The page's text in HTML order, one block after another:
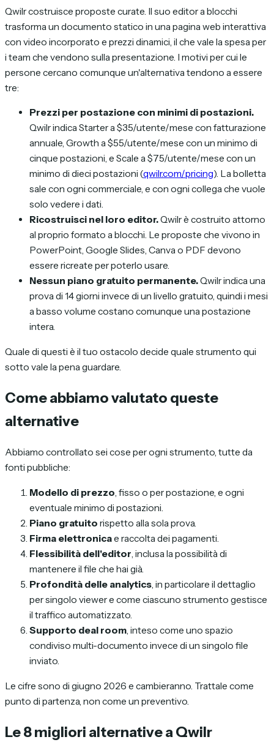
Qwilr costruisce proposte curate. Il suo editor a blocchi
trasforma un documento statico in una pagina web interattiva
con video incorporato e prezzi dinamici, il che vale la spesa per
i team che vendono sulla presentazione. I motivi per cui le
persone cercano comunque un'alternativa tendono a essere
tre:
Prezzi per postazione con minimi di postazioni.
Qwilr indica Starter a $35/utente/mese con fatturazione
annuale, Growth a $55/utente/mese con un minimo di
cinque postazioni, e Scale a $75/utente/mese con un
minimo di dieci postazioni (qwilr.com/pricing). La bolletta
sale con ogni commerciale, e con ogni collega che vuole
solo vedere i dati.
Ricostruisci nel loro editor.Qwilr è costruito attorno
al proprio formato a blocchi. Le proposte che vivono in
PowerPoint, Google Slides, Canva o PDF devono
essere ricreate per poterlo usare.
Nessun piano gratuito permanente.Qwilr indica una
prova di 14 giorni invece di un livello gratuito, quindi i mesi
a basso volume costano comunque una postazione
intera.
Quale di questi è il tuo ostacolo decide quale strumento qui
sotto vale la pena guardare.
Come abbiamo valutato queste
alternative
Abbiamo controllato sei cose per ogni strumento, tutte da
fonti pubbliche:
Modello di prezzo, fisso o per postazione, e ogni
eventuale minimo di postazioni.
Piano gratuito rispetto alla sola prova.
Firma elettronicae raccolta dei pagamenti.
Flessibilità dell'editor, inclusa la possibilità di
mantenere il file che hai già.
Profondità delle analytics, in particolare il dettaglio
per singolo viewer e come ciascuno strumento gestisce
il traffico automatizzato.
Supporto deal room, inteso come uno spazio
condiviso multi-documento invece di un singolo file
inviato.
Le cifre sono di giugno 2026 e cambieranno. Trattale come
punto di partenza, non come un preventivo.
Le 8 migliori alternative a Qwilr